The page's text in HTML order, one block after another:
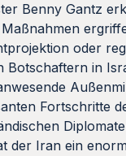
Benny Gantz
oder
Botschaftern in
Fortschritte
der Iran ein